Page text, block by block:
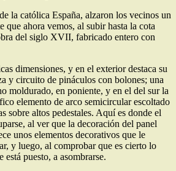
la católica España, alzaron los vecinos un
que ahora vemos, al subir hasta la cota
del siglo XVII, fabricado entero con
dimensiones, y en el exterior destaca su
y circuito de pináculos con bolones; una
moldurado, en poniente, y en el del sur la
elemento de arco semicircular escoltado
sobre altos pedestales. Aquí es donde el
al ver que la decoración del panel
unos elementos decorativos que le
y luego, al comprobar que es cierto lo
puesto, a asombrarse.